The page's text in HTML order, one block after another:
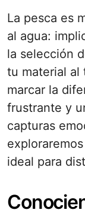
La pesca es mucho más que lanzar un sedal
al agua:
la selección
tu material al
marcar la
frustrante y
capturas
ideal para